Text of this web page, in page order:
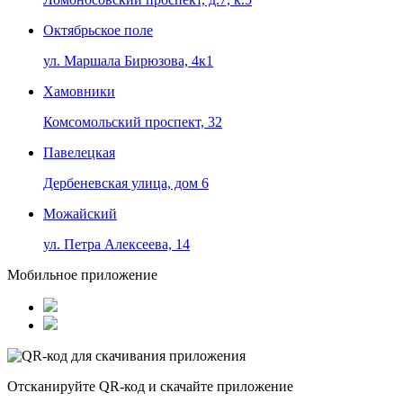
Октябрьское поле
ул. Маршала Бирюзова, 4к1
Хамовники
Комсомольский проспект, 32
Павелецкая
Дербеневская улица, дом 6
Можайский
ул. Петра Алексеева, 14
Мобильное приложение
Отсканируйте QR-код и скачайте приложение